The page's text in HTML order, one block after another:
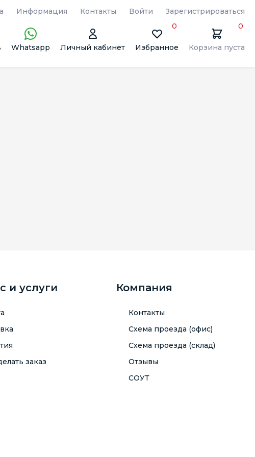
Информация Контакты Войти Зарегистрироваться
Whatsapp Личный кабинет Избранное
0
Корзина пуста
0
и услуги
заказ
Компания
Контакты
Схема проезда (офис)
Схема проезда (склад)
Отзывы
СОУТ